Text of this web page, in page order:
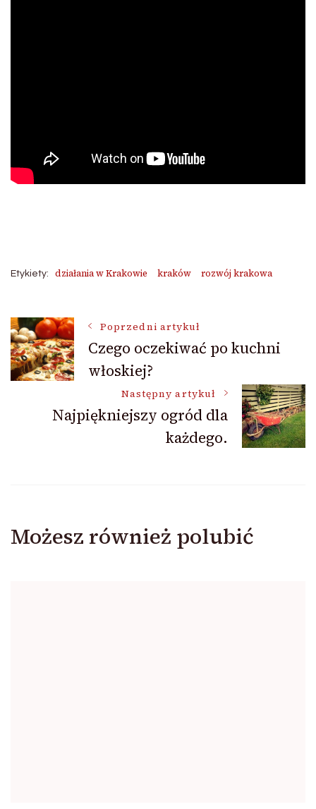
Etykiety: działania w Krakowie kraków rozwój krakowa
Nawigacja
wpisu
Poprzedni artykuł
Czego oczekiwać po kuchni
włoskiej?
Następny artykuł
Najpiękniejszy ogród dla
każdego.
Możesz również polubić